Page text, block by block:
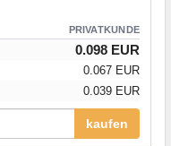
PRIVATKUNDE
0.098 EUR
0.067 EUR
0.039 EUR
kaufen